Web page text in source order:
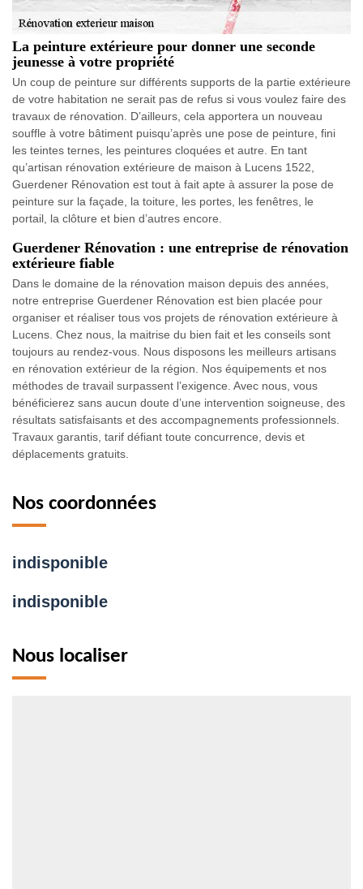
La peinture extérieure pour donner une seconde
jeunesse à votre propriété
Un coup de peinture sur différents supports de la partie extérieure
de votre habitation ne serait pas de refus si vous voulez faire des
travaux de rénovation. D’ailleurs, cela apportera un nouveau
souffle à votre bâtiment puisqu’après une pose de peinture, fini
les teintes ternes, les peintures cloquées et autre. En tant
qu’artisan rénovation extérieure de maison à Lucens 1522,
Guerdener Rénovation est tout à fait apte à assurer la pose de
peinture sur la façade, la toiture, les portes, les fenêtres, le
portail, la clôture et bien d’autres encore.
Guerdener Rénovation : une entreprise de rénovation
extérieure fiable
Dans le domaine de la rénovation maison depuis des années,
notre entreprise Guerdener Rénovation est bien placée pour
organiser et réaliser tous vos projets de rénovation extérieure à
Lucens. Chez nous, la maitrise du bien fait et les conseils sont
toujours au rendez-vous. Nous disposons les meilleurs artisans
en rénovation extérieur de la région. Nos équipements et nos
méthodes de travail surpassent l’exigence. Avec nous, vous
bénéficierez sans aucun doute d’une intervention soigneuse, des
résultats satisfaisants et des accompagnements professionnels.
Travaux garantis, tarif défiant toute concurrence, devis et
déplacements gratuits.
Nos coordonnées
indisponible
indisponible
Nous localiser